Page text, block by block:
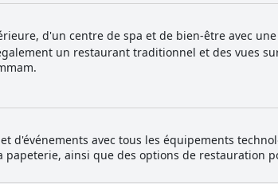
d'un centre de spa et de bien-être avec
un restaurant traditionnel et des vues
d'événements avec tous les équipements
ainsi que des options de restauration